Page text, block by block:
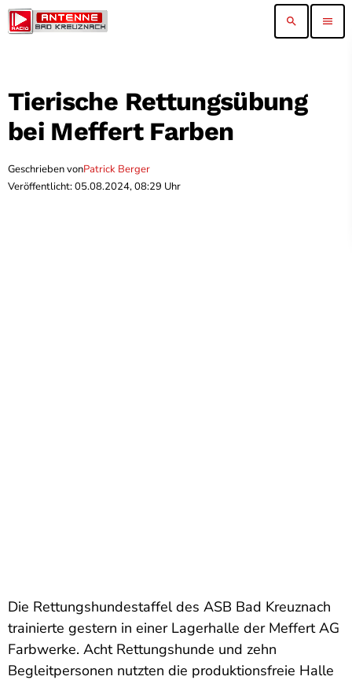
search menu
Tierische Rettungsübung
bei Meffert Farben
Geschrieben vonPatrick Berger
Veröffentlicht: 05.08.2024, 08:29 Uhr
Die Rettungshundestaffel des ASB Bad Kreuznach
trainierte gestern in einer Lagerhalle der Meffert AG
Farbwerke. Acht Rettungshunde und zehn
Begleitpersonen nutzten die produktionsfreie Halle